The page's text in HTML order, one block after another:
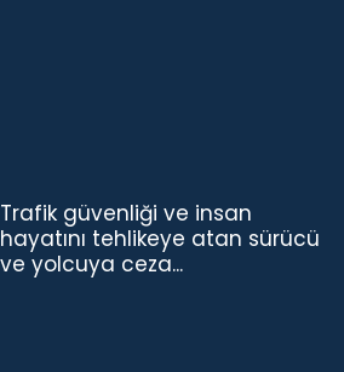
Trafik güvenliği ve insan
hayatını tehlikeye atan sürücü
ve yolcuya ceza...